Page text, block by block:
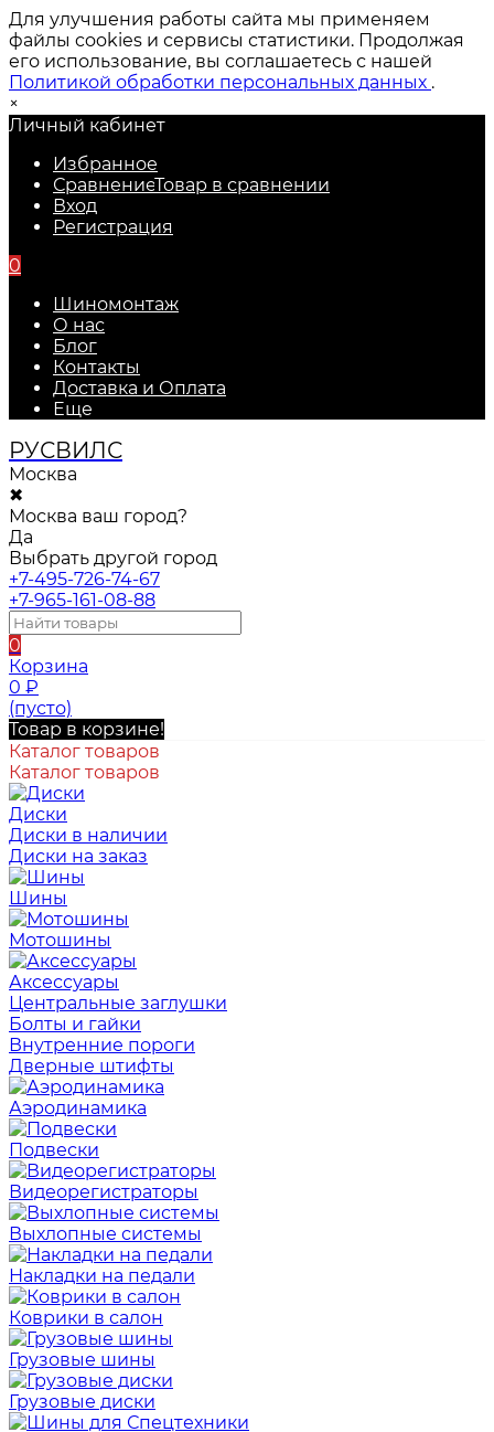
Для улучшения работы сайта мы применяем
файлы cookies и сервисы статистики. Продолжая
его использование, вы соглашаетесь с нашей
Политикой обработки персональных данных .
×
Личный кабинет
Избранное
СравнениеТовар в сравнении
Вход
Регистрация
0
Шиномонтаж
О нас
Блог
Контакты
Доставка и Оплата
Еще
РУСВИЛС
Москва
✖
Москва ваш город?
Да
Выбрать другой город
+7-495-726-74-67
+7-965-161-08-88
0
Корзина
0 ₽
(пусто)
Товар в корзине!
Каталог товаров
Каталог товаров
Диски
Диски в наличии
Диски на заказ
Шины
Мотошины
Аксессуары
Центральные заглушки
Болты и гайки
Внутренние пороги
Дверные штифты
Аэродинамика
Подвески
Видеорегистраторы
Выхлопные системы
Накладки на педали
Коврики в салон
Грузовые шины
Грузовые диски